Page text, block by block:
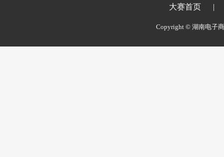
大赛首页 |
Copyright © 湖南电子